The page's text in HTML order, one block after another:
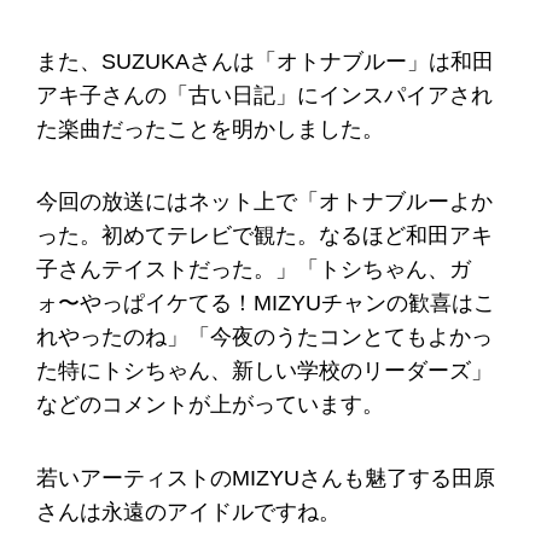
また、SUZUKAさんは「オトナブルー」は和田
アキ子さんの「古い日記」にインスパイアされ
た楽曲だったことを明かしました。
今回の放送にはネット上で「オトナブルーよか
った。初めてテレビで観た。なるほど和田アキ
子さんテイストだった。」「トシちゃん、ガ
ォ〜やっぱイケてる！MIZYUチャンの歓喜はこ
れやったのね」「今夜のうたコンとてもよかっ
た特にトシちゃん、新しい学校のリーダーズ」
などのコメントが上がっています。
若いアーティストのMIZYUさんも魅了する田原
さんは永遠のアイドルですね。